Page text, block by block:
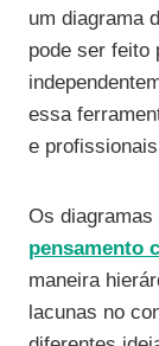
um diagrama
pode ser feito
essa
e
Os
pensamento
maneira
lacunas no